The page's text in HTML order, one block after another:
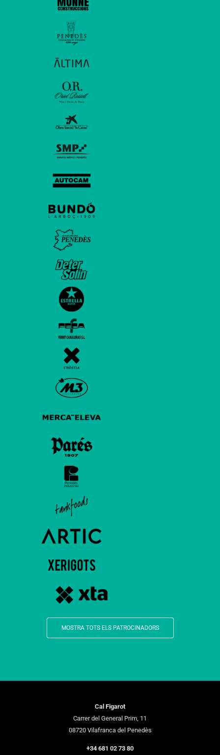
MOSTRA TOTS ELS PATROCINADORS
Cal Figarot
Carrer del General Prim, 11
08720 Vilafranca del Penedès
+34 681 02 73 80